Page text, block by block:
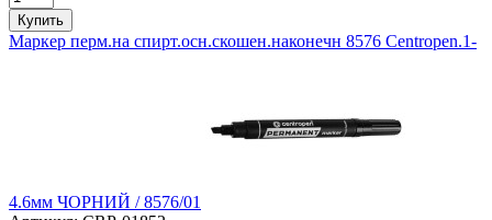
Купить
Маркер перм.на спирт.осн.скошен.наконечн 8576 Centropen.1-
4.6мм ЧОРНИЙ / 8576/01